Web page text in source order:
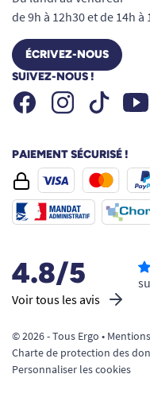
de 9h à 12h30 et de 14h à
ÉCRIVEZ-NOUS
SUIVEZ-NOUS !
FacebookInstagramTiktok
PAIEMENT SÉCURISÉ !
4.8/5
Voir tous les avis
© 2026 - Tous Ergo •
Charte de protection des
Personnaliser les cookies